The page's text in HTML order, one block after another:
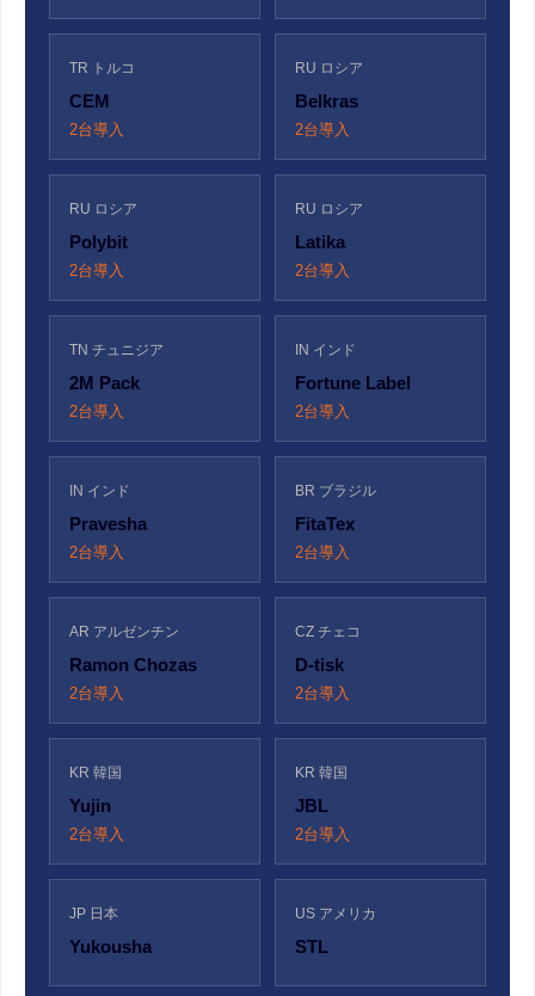
TR トルコ
CEM
2台導入
RU ロシア
Belkras
2台導入
RU ロシア
Polybit
2台導入
RU ロシア
Latika
2台導入
TN チュニジア
2M Pack
2台導入
IN インド
Fortune Label
2台導入
IN インド
Pravesha
2台導入
BR ブラジル
FitaTex
2台導入
AR アルゼンチン
Ramon Chozas
2台導入
CZ チェコ
D-tisk
2台導入
KR 韓国
Yujin
2台導入
KR 韓国
JBL
2台導入
JP 日本
Yukousha
US アメリカ
STL